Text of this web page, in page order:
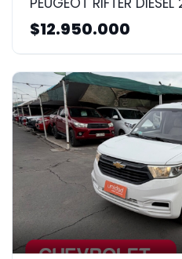
$12.950.000